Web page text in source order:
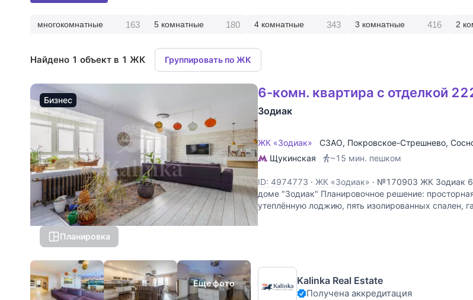
многокомнатные 163 5 комнатные 180 4 комнатные 343 3 комнатные 416 2
Найдено 1 объект в 1 ЖК Группировать по ЖК
Бизнес
Планировка
Еще фото
6-комн. квартира с отделкой
Зодиак
ЖК «Зодиак» СЗАО, Покровское-Стрешнево,
Щукинская
~15 мин. пешком
ID: 4974773 · ЖК «Зодиак» · №170903 ЖК Зодиак
доме "Зодиак" Планировочное решение:
утеплённую лоджию, пять изолированных спален,
Kalinka Real Estate
Получена аккредитация